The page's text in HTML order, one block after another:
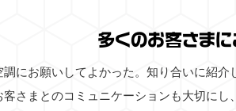
多くのお客さま
調にお願いしてよかった。知り合いに紹
客さまとのコミュニケーションも大切に